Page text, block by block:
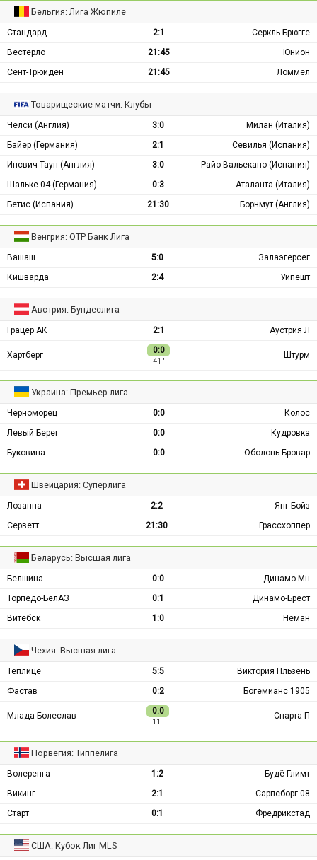
Бельгия: Лига Жюпиле
Стандард 2:1
Серкль Брюгге
Вестерло
21:45
Юнион
Сент-Трюйден
21:45 Ломмел
Товарищеские матчи: Клубы
Челси (Англия) 3:0
Милан (Италия)
Байер (Германия)
2:1
Севилья (Испания)
Ипсвич Таун (Англия)
3:0
Райо Вальекано (Испания)
Шальке-04 (Германия)
0:3
Аталанта (Италия)
Бетис (Испания)
21:30 Борнмут (Англия)
Венгрия: ОТР Банк Лига
Вашаш 5:0
Залаэгерсег
Кишварда
2:4 Уйпешт
Австрия: Бундеслига
Грацер АК 2:1 Аустрия Л
Хартберг 0:0
41 ′
Штурм
Украина: Премьер-лига
Черноморец 0:0
Колос
Левый Берег
0:0
Кудровка
Буковина
0:0 Оболонь-Бровар
Швейцария: Суперлига
Лозанна 2:2
Янг Бойз
Серветт
21:30 Грассхоппер
Беларусь: Высшая лига
Белшина 0:0
Динамо Мн
Торпедо-БелАЗ
0:1
Динамо-Брест
Витебск
1:0 Неман
Чехия: Высшая лига
Теплице 5:5
Виктория Пльзень
Фастав
0:2 Богемианс 1905
Млада-Болеслав 0:0
11 ′
Спарта П
Норвегия: Типпелига
Волеренга 1:2
Будё-Глимт
Викинг
2:1
Сарпсборг 08
Старт
0:1 Фредрикстад
США: Кубок Лиг MLS